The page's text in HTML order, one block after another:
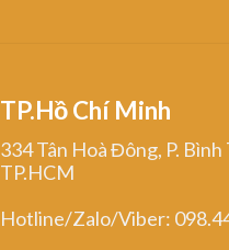
TP.Hồ Chí Minh
334 Tân Hoà Đông, P.
TP.HCM
Hotline/Zalo/Viber: